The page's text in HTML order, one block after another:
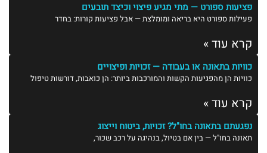
פציעות ספורט — מתי מגיע פיצוי וכיצד תובעים
פעילות ספורט היא בריאה ומומלצת — אבל פציעות קורות: בחדר
קרא עוד »
כוויות בתאונה או בעבודה — זכויות ופיצויים
כוויות הן מהפגיעות הקשות והמורכבות ביותר: הן כואבות, דורשות טיפול
קרא עוד »
נפגעתם בתאונה בחו"ל? זכויות, ביטוח וייצוג
תאונה בחו"ל — בין אם בטיול, בנהיגה על רכב שכור,